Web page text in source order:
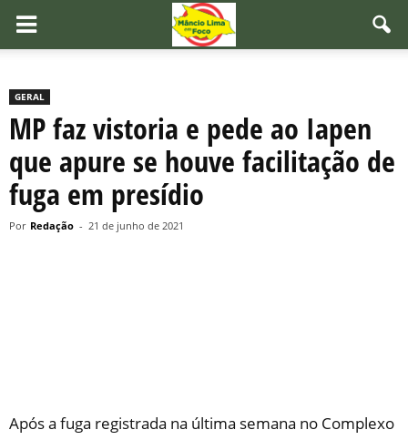
GERAL
MP faz vistoria e pede ao Iapen
que apure se houve facilitação de
fuga em presídio
Por Redação - 21 de junho de 2021
Após a fuga registrada na última semana no Complexo